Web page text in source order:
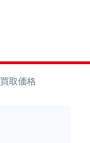
買取価格